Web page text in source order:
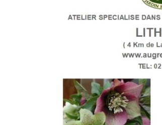
Pots pour plantes épiphytes
Bains
Piège
Sphères